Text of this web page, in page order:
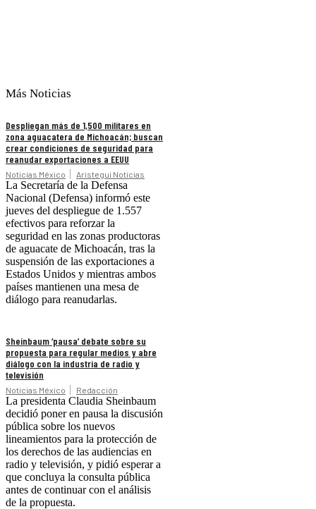
Más Noticias
Despliegan más de 1,500 militares en
zona aguacatera de Michoacán; buscan
crear condiciones de seguridad para
reanudar exportaciones a EEUU
Noticias México Aristegui Noticias
La Secretaría de la Defensa
Nacional (Defensa) informó este
jueves del despliegue de 1.557
efectivos para reforzar la
seguridad en las zonas productoras
de aguacate de Michoacán, tras la
suspensión de las exportaciones a
Estados Unidos y mientras ambos
países mantienen una mesa de
diálogo para reanudarlas.
Sheinbaum ‘pausa’ debate sobre su
propuesta para regular medios y abre
diálogo con la industria de radio y
televisión
Noticias México Redacción
La presidenta Claudia Sheinbaum
decidió poner en pausa la discusión
pública sobre los nuevos
lineamientos para la protección de
los derechos de las audiencias en
radio y televisión, y pidió esperar a
que concluya la consulta pública
antes de continuar con el análisis
de la propuesta.